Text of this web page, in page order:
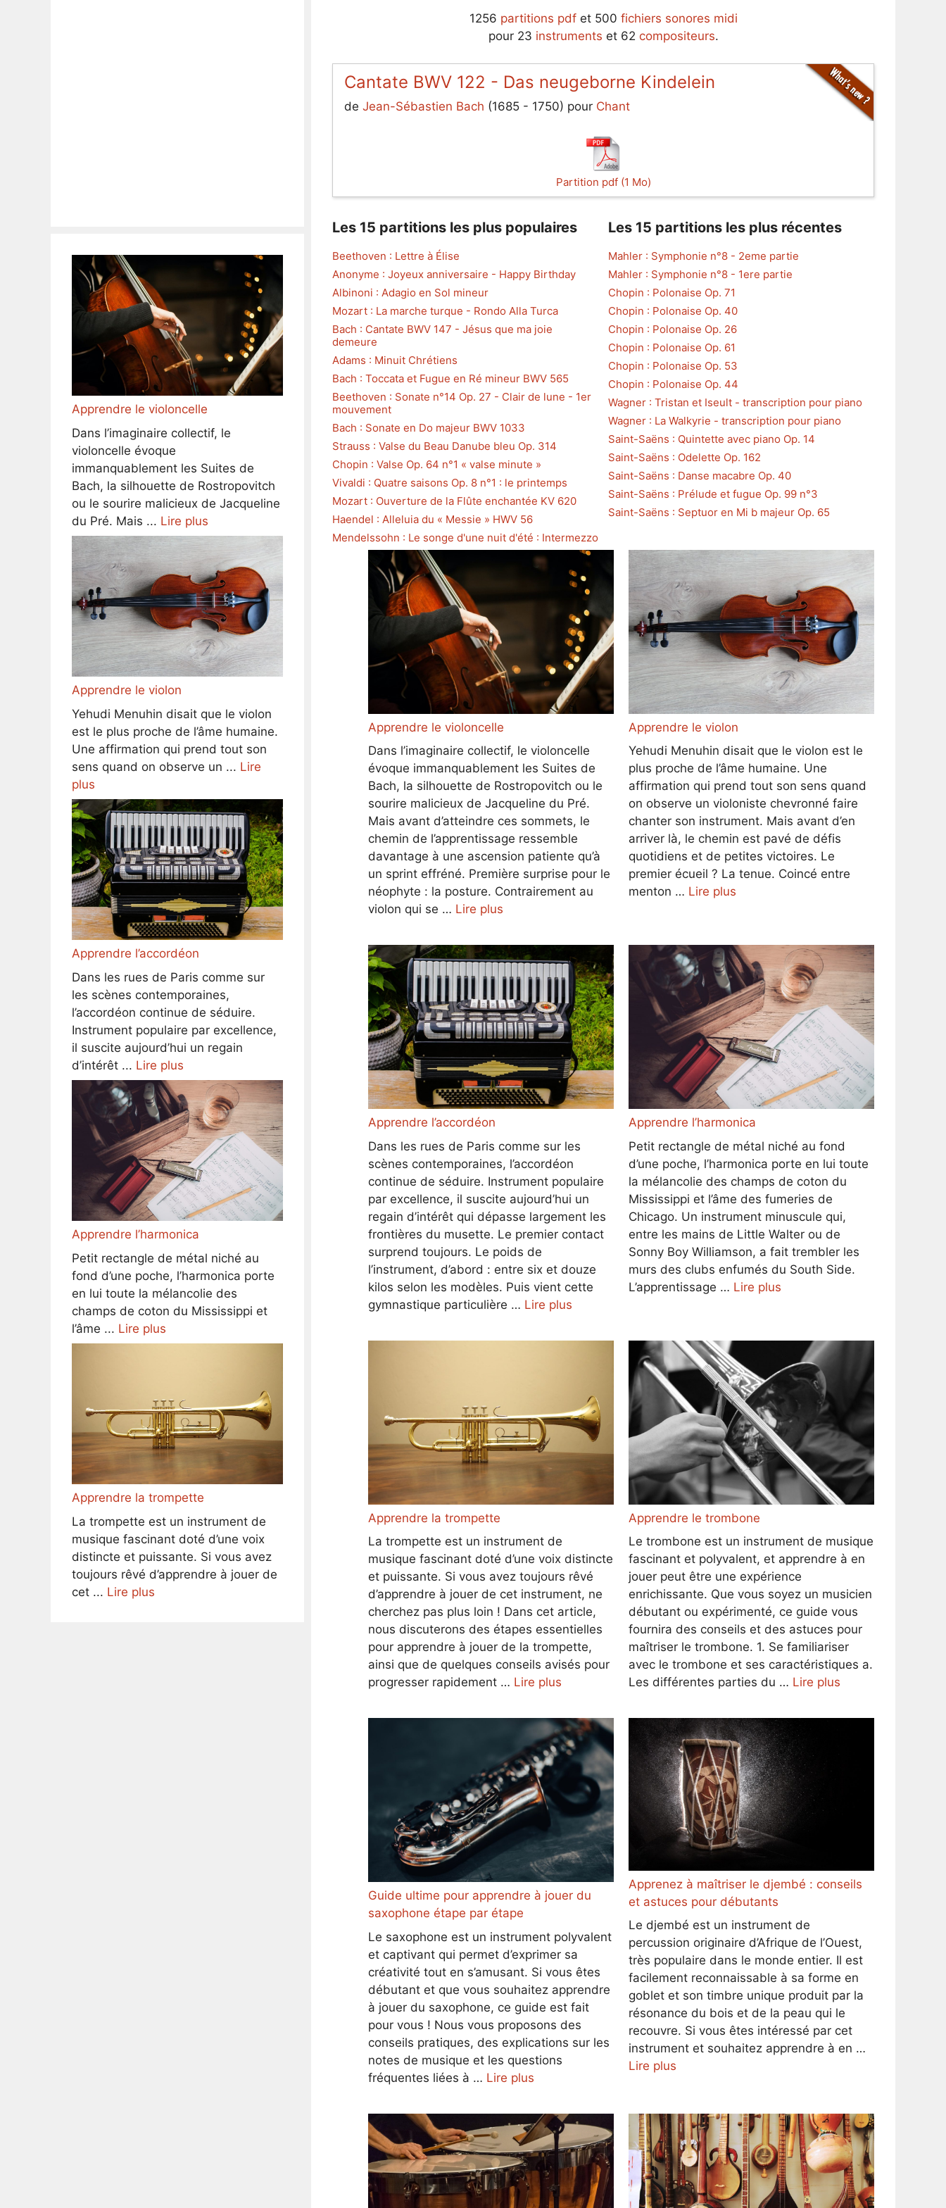
1256 partitions pdfet 500 fichiers sonores midi
pour 23 instruments et 62 compositeurs.
Cantate BWV 122 - Das neugeborne Kindelein
de Jean-Sébastien Bach (1685 - 1750) pour Chant
Partition pdf (1 Mo)
Les 15 partitions les plus populaires
Beethoven : Lettre à Élise
Anonyme : Joyeux anniversaire - Happy Birthday
Albinoni : Adagio en Sol mineur
Mozart : La marche turque - Rondo Alla Turca
Bach : Cantate BWV 147 - Jésus que ma joie
demeure
Adams : Minuit Chrétiens
Bach : Toccata et Fugue en Ré mineur BWV 565
Beethoven : Sonate n°14 Op. 27 - Clair de lune - 1er
mouvement
Bach : Sonate en Do majeur BWV 1033
Strauss : Valse du Beau Danube bleu Op. 314
Chopin : Valse Op. 64 n°1 « valse minute »
Vivaldi : Quatre saisons Op. 8 n°1 : le printemps
Mozart : Ouverture de la Flûte enchantée KV 620
Haendel : Alleluia du « Messie » HWV 56
Mendelssohn : Le songe d'une nuit d'été : Intermezzo
Les 15 partitions les plus récentes
Mahler : Symphonie n°8 - 2eme partie
Mahler : Symphonie n°8 - 1ere partie
Chopin : Polonaise Op. 71
Chopin : Polonaise Op. 40
Chopin : Polonaise Op. 26
Chopin : Polonaise Op. 61
Chopin : Polonaise Op. 53
Chopin : Polonaise Op. 44
Wagner : Tristan et Iseult - transcription pour piano
Wagner : La Walkyrie - transcription pour piano
Saint-Saëns : Quintette avec piano Op. 14
Saint-Saëns : Odelette Op. 162
Saint-Saëns : Danse macabre Op. 40
Saint-Saëns : Prélude et fugue Op. 99 n°3
Saint-Saëns : Septuor en Mi b majeur Op. 65
Apprendre le violoncelle
Dans l’imaginaire collectif, le violoncelle
évoque immanquablement les Suites de
Bach, la silhouette de Rostropovitch ou le
sourire malicieux de Jacqueline du Pré.
Mais avant d’atteindre ces sommets, le
chemin de l’apprentissage ressemble
davantage à une ascension patiente qu’à
un sprint effréné. Première surprise pour le
néophyte : la posture. Contrairement au
violon qui se … Lire plus
Apprendre le violon
Yehudi Menuhin disait que le violon est le
plus proche de l’âme humaine. Une
affirmation qui prend tout son sens quand
on observe un violoniste chevronné faire
chanter son instrument. Mais avant d’en
arriver là, le chemin est pavé de défis
quotidiens et de petites victoires. Le
premier écueil ? La tenue. Coincé entre
menton … Lire plus
Apprendre l’accordéon
Dans les rues de Paris comme sur les
scènes contemporaines, l’accordéon
continue de séduire. Instrument populaire
par excellence, il suscite aujourd’hui un
regain d’intérêt qui dépasse largement les
frontières du musette. Le premier contact
surprend toujours. Le poids de
l’instrument, d’abord : entre six et douze
kilos selon les modèles. Puis vient cette
gymnastique particulière … Lire plus
Apprendre l’harmonica
Petit rectangle de métal niché au fond
d’une poche, l’harmonica porte en lui toute
la mélancolie des champs de coton du
Mississippi et l’âme des fumeries de
Chicago. Un instrument minuscule qui,
entre les mains de Little Walter ou de
Sonny Boy Williamson, a fait trembler les
murs des clubs enfumés du South Side.
L’apprentissage … Lire plus
Apprendre la trompette
La trompette est un instrument de
musique fascinant doté d’une voix distincte
et puissante. Si vous avez toujours rêvé
d’apprendre à jouer de cet instrument, ne
cherchez pas plus loin ! Dans cet article,
nous discuterons des étapes essentielles
pour apprendre à jouer de la trompette,
ainsi que de quelques conseils avisés pour
progresser rapidement … Lire plus
Apprendre le trombone
Le trombone est un instrument de musique
fascinant et polyvalent, et apprendre à en
jouer peut être une expérience
enrichissante. Que vous soyez un musicien
débutant ou expérimenté, ce guide vous
fournira des conseils et des astuces pour
maîtriser le trombone. 1. Se familiariser
avec le trombone et ses caractéristiques a.
Les différentes parties du … Lire plus
Guide ultime pour apprendre à jouer du
saxophone étape par étape
Le saxophone est un instrument polyvalent
et captivant qui permet d’exprimer sa
créativité tout en s’amusant. Si vous êtes
débutant et que vous souhaitez apprendre
à jouer du saxophone, ce guide est fait
pour vous ! Nous vous proposons des
conseils pratiques, des explications sur les
notes de musique et les questions
fréquentes liées à … Lire plus
Apprenez à maîtriser le djembé : conseils
et astuces pour débutants
Le djembé est un instrument de
percussion originaire d’Afrique de l’Ouest,
très populaire dans le monde entier. Il est
facilement reconnaissable à sa forme en
goblet et son timbre unique produit par la
résonance du bois et de la peau qui le
recouvre. Si vous êtes intéressé par cet
instrument et souhaitez apprendre à en …
Lire plus
Apprendre le violoncelle
Dans l’imaginaire collectif, le
violoncelle évoque
immanquablement les Suites de
Bach, la silhouette de Rostropovitch
ou le sourire malicieux de Jacqueline
du Pré. Mais ... Lire plus
Apprendre le violon
Yehudi Menuhin disait que le violon
est le plus proche de l’âme humaine.
Une affirmation qui prend tout son
sens quand on observe un ... Lire
plus
Apprendre l’accordéon
Dans les rues de Paris comme sur
les scènes contemporaines,
l’accordéon continue de séduire.
Instrument populaire par excellence,
il suscite aujourd’hui un regain
d’intérêt ... Lire plus
Apprendre l’harmonica
Petit rectangle de métal niché au
fond d’une poche, l’harmonica porte
en lui toute la mélancolie des
champs de coton du Mississippi et
l’âme ... Lire plus
Apprendre la trompette
La trompette est un instrument de
musique fascinant doté d’une voix
distincte et puissante. Si vous avez
toujours rêvé d’apprendre à jouer de
cet ... Lire plus